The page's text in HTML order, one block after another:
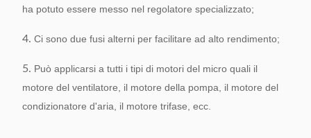
ha potuto essere messo nel regolatore specializzato;
4. Ci sono due fusi alterni per facilitare ad alto rendimento;
5. Può applicarsi a tutti i tipi di motori del micro quali il
motore del ventilatore, il motore della pompa, il motore del
condizionatore d'aria, il motore trifase, ecc.